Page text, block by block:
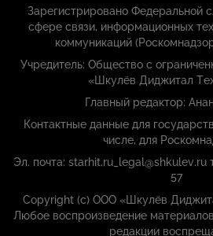
Зарегистрировано Федеральной
сфере связи, информационных
коммуникаций
Учредитель: Общество с
«Шкулёв Диджитал
Главный редактор:
Контактные данные для
числе, для
Эл. почта: starhit.ru_legal@shkulev.ru
57
Copyright (с) ООО «Шкулёв
Любое воспроизведение
редакции